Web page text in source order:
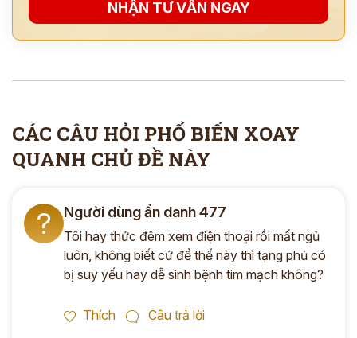
NHẬN TƯ VẤN NGAY
CÁC CÂU HỎI PHỔ BIẾN XOAY
QUANH CHỦ ĐỀ NÀY
? Người dùng ẩn danh 477
Tôi hay thức đêm xem điện thoại rồi mất ngủ
luôn, không biết cứ để thế này thì tạng phủ có
bị suy yếu hay dễ sinh bệnh tim mạch không?
Thích Câu trả lời
ĐĂNG KÝ TƯ VẤN »
Thông tin của bạn được bảo mật và chỉ sử dụng cho mục đích tư vấn.